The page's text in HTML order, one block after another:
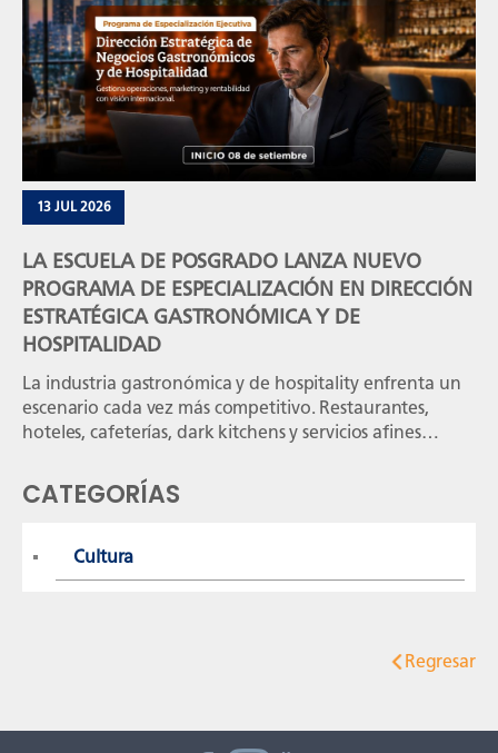
un alto volumen de ventas y, aun así, […]
13 JUL 2026
LA ESCUELA DE POSGRADO LANZA NUEVO
PROGRAMA DE ESPECIALIZACIÓN EN DIRECCIÓN
ESTRATÉGICA GASTRONÓMICA Y DE
HOSPITALIDAD
La industria gastronómica y de hospitality enfrenta un
escenario cada vez más competitivo. Restaurantes,
hoteles, cafeterías, dark kitchens y servicios afines
operación diaria para tomar decisiones estratégicas,
optimizar recursos y generar crecimiento sostenible. El
diseñado para […]
CATEGORÍAS
Cultura
Regresar